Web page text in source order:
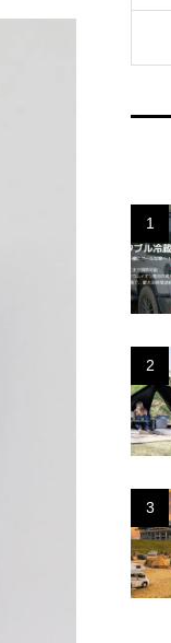
1
2
3